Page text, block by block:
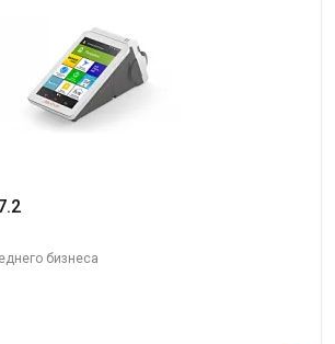
бизнеса